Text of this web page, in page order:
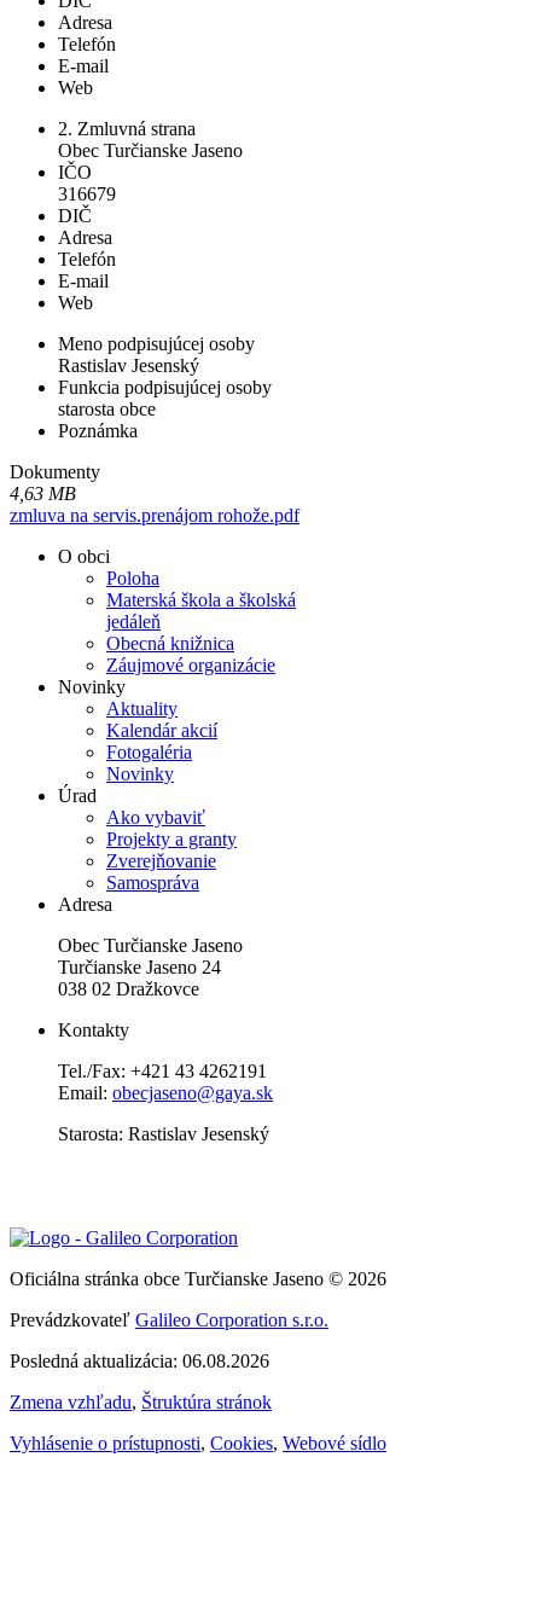
Adresa
Telefón
E-mail
Web
2. Zmluvná strana
Obec Turčianske Jaseno
IČO
316679
DIČ
Adresa
Telefón
E-mail
Web
Meno podpisujúcej osoby
Rastislav Jesenský
Funkcia podpisujúcej osoby
starosta obce
Poznámka
Dokumenty
4,63 MB
zmluva na servis.prenájom rohože.pdf
O obci
Poloha
Materská škola a školská
jedáleň
Obecná knižnica
Záujmové organizácie
Novinky
Aktuality
Kalendár akcií
Fotogaléria
Novinky
Úrad
Ako vybaviť
Projekty a granty
Zverejňovanie
Samospráva
Adresa
Obec Turčianske Jaseno
Turčianske Jaseno 24
038 02 Dražkovce
Kontakty
Tel./Fax: +421 43 4262191
Email: obecjaseno@gaya.sk
Starosta: Rastislav Jesenský
Oficiálna stránka obce Turčianske Jaseno © 2026
Prevádzkovateľ Galileo Corporation s.r.o.
Posledná aktualizácia: 06.08.2026
Zmena vzhľadu, Štruktúra stránok
Vyhlásenie o prístupnosti, Cookies, Webové sídlo